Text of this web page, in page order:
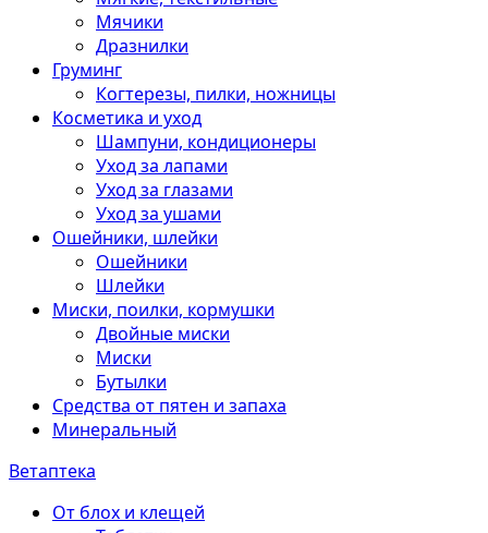
Мячики
Дразнилки
Груминг
Когтерезы, пилки, ножницы
Косметика и уход
Шампуни, кондиционеры
Уход за лапами
Уход за глазами
Уход за ушами
Ошейники, шлейки
Ошейники
Шлейки
Миски, поилки, кормушки
Двойные миски
Миски
Бутылки
Средства от пятен и запаха
Минеральный
Ветаптека
От блох и клещей